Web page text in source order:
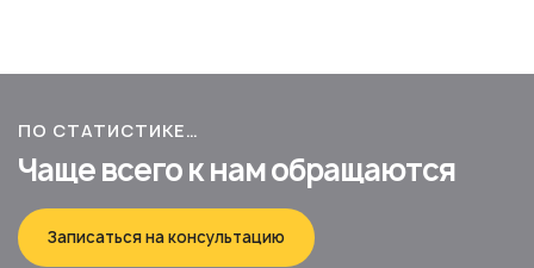
ПО СТАТИСТИКЕ…
Чаще всего к нам обращаются
Записаться на консультацию